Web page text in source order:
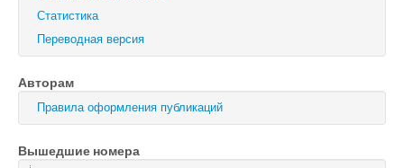
Физика твердого тела
Физика и техника полупроводников
Оптика и спектроскопия
Поиск
Войти
Статистика
Переводная версия
Авторам
Правила оформления публикаций
Вышедшие номера